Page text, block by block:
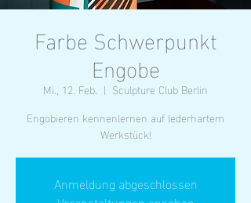
Farbe Schwerpunkt
Engobe
Mi., 12. Feb.
  |
Sculpture Club Berlin
Engobieren kennenlernen auf lederhartem
Werkstück!
Anmeldung abgeschlossen